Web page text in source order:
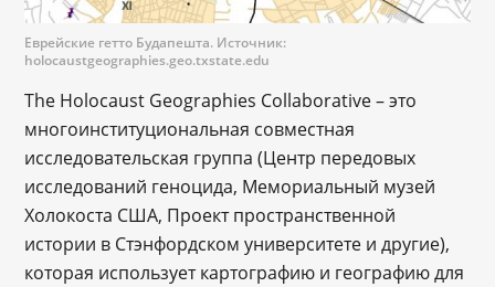
Еврейские гетто Будапешта. Источник:
holocaustgeographies.geo.txstate.edu
The Holocaust Geographies Collaborative – это
многоинституциональная совместная
исследовательская группа (Центр передовых
исследований геноцида, Мемориальный музей
Холокоста США, Проект пространственной
истории в Стэнфордском университете и другие),
которая использует картографию и географию для